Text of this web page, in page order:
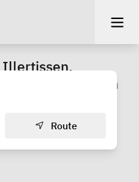
Illertissen,
Unterroth
Route